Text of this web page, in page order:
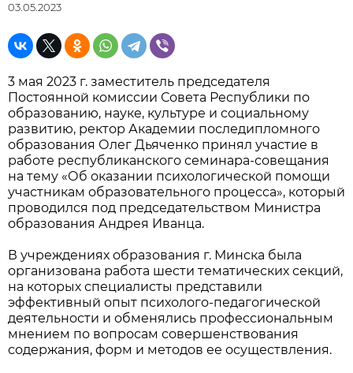
03.05.2023
3 мая 2023 г. заместитель председателя
Постоянной комиссии Совета Республики по
образованию, науке, культуре и социальному
развитию, ректор Академии последипломного
образования Олег Дьяченко принял участие в
работе республиканского семинара-совещания
на тему «Об оказании психологической помощи
участникам образовательного процесса», который
проводился под председательством Министра
образования Андрея Иванца.
В учреждениях образования г. Минска была
организована работа шести тематических секций,
на которых специалисты представили
эффективный опыт психолого-педагогической
деятельности и обменялись профессиональным
мнением по вопросам совершенствования
содержания, форм и методов ее осуществления.